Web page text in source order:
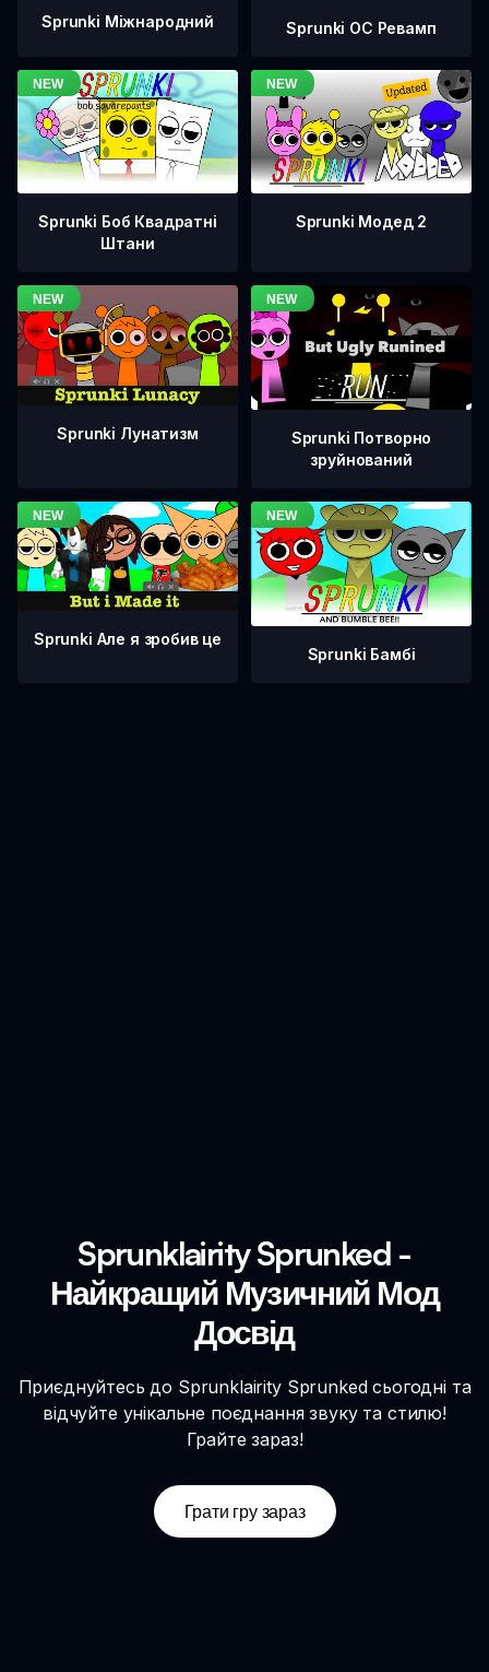
Sprunki Міжнародний Sprunki OC Ревамп
Sprunki Боб Квадратні
Штани
Sprunki Модед 2
Sprunki Лунатизм
Sprunki Потворно
зруйнований
Sprunki Але я зробив це
Sprunki Бамбі
Sprunklairity Sprunked -
Найкращий Музичний Мод
Досвід
Приєднуйтесь до Sprunklairity Sprunked сьогодні та
відчуйте унікальне поєднання звуку та стилю!
Грайте зараз!
Грати гру зараз